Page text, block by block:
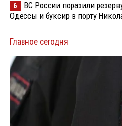
6
ВС России поразили
Одессы и буксир в порту
Главное сегодня